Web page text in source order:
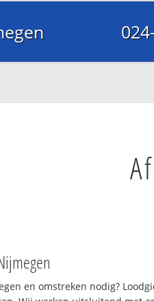
en omstreken nodig?